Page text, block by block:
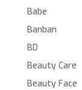
Babe
Banban
BD
Beauty Care
Beauty Face